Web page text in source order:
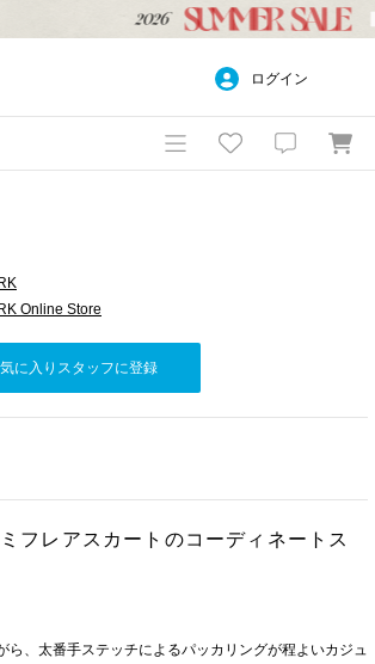
ログイン
Online Store
に入りスタッフに登録
フレアスカートのコーディネートス
ら、太番手ステッチによるパッカリングが程よいカジュ